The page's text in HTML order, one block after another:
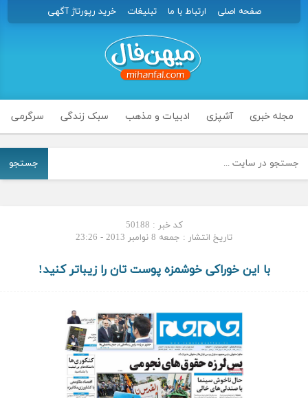
صفحه اصلی ارتباط با ما تبلیغات خرید رپورتاژ آگهی
مجله خبری آشپزی ادبیات و مذهب سبک زندگی سرگرمی
جستجو
کد خبر : 50188
تاریخ انتشار : جمعه 8 نوامبر 2013 - 23:26
با این خوراکی خوشمزه پوست تان را زیباتر کنید!